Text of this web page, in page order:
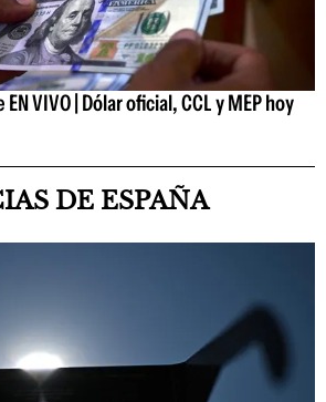
VIVO | Dólar oficial, CCL y MEP hoy
DE ESPAÑA